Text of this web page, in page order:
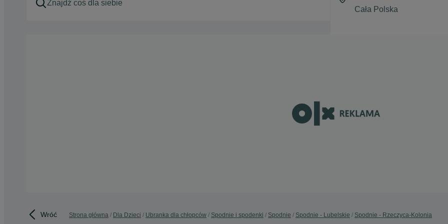
Wróć Strona główna Dla Dzieci Ubranka dla chłopców Spodnie i spodenki Spodnie Spodnie - Lubelskie Spodnie - Rzeczyca-Kolonia